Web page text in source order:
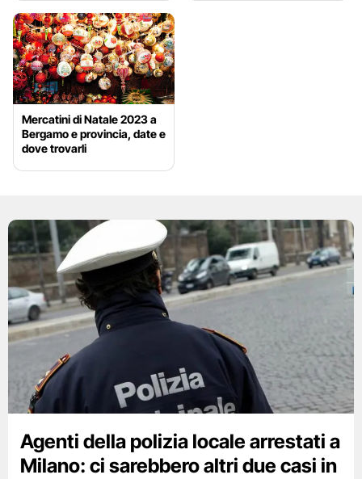
Mercatini di Natale 2023 a
Bergamo e provincia, date e
dove trovarli
Agenti della polizia locale arrestati a
Milano: ci sarebbero altri due casi in